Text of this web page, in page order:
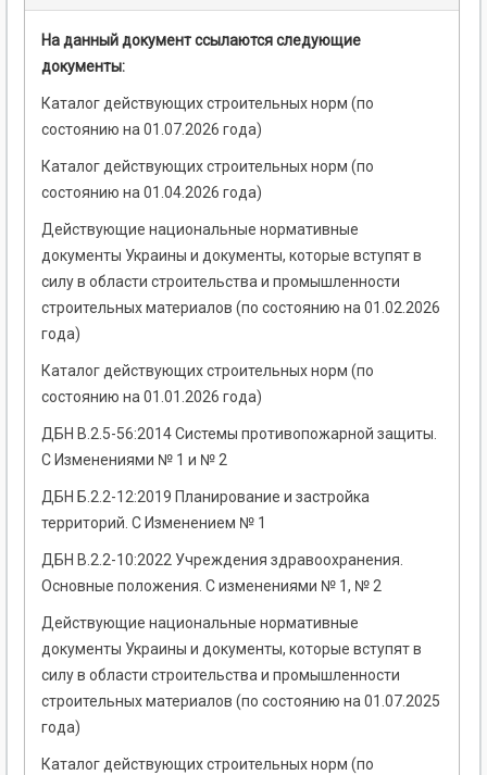
На данный документ ссылаются следующие
документы:
Каталог действующих строительных норм (по
состоянию на 01.07.2026 года)
Каталог действующих строительных норм (по
состоянию на 01.04.2026 года)
Действующие национальные нормативные
документы Украины и документы, которые вступят в
силу в области строительства и промышленности
строительных материалов (по состоянию на 01.02.2026
года)
Каталог действующих строительных норм (по
состоянию на 01.01.2026 года)
ДБН В.2.5-56:2014 Системы противопожарной защиты.
С Изменениями № 1 и № 2
ДБН Б.2.2-12:2019 Планирование и застройка
территорий. С Изменением № 1
ДБН В.2.2-10:2022 Учреждения здравоохранения.
Основные положения. С изменениями № 1, № 2
Действующие национальные нормативные
документы Украины и документы, которые вступят в
силу в области строительства и промышленности
строительных материалов (по состоянию на 01.07.2025
года)
Каталог действующих строительных норм (по